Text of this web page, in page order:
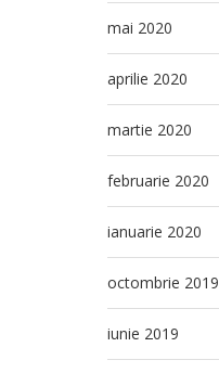
mai 2020
aprilie 2020
martie 2020
februarie 2020
ianuarie 2020
octombrie 2019
iunie 2019